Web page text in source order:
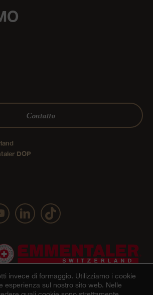
Contatto
DOP
invece di formaggio. Utilizziamo i cookie
esperienza sul nostro sito web. Nelle